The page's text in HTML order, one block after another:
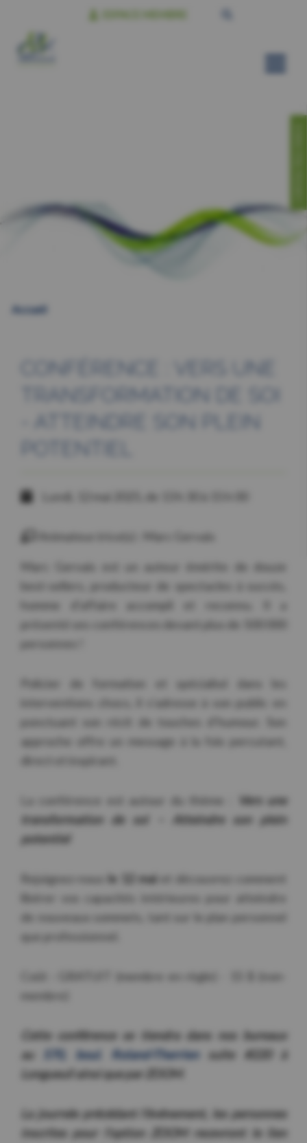
Accueil
CONFÉRENCE : VERS UNE
TRANSFORMATION DE SOI
- ATTEINDRE SON PLEIN
Lundi, 12 mai 2025, de 13 h 30 à 15 h 00
Animateur.trice(s) : Marc Gervais
Marc Gervais est un auteur émérite de douze
best-sellers, producteur de spectacles à succès,
homme d’affaire accompli et reconnu. Il a
présenté ses conférences devant plus de 500 000
personnes !
Policier de formation et spécialisé dans les
interventions chocs, il s’adresse à son public en
ponctuant son récit de touches d’humour. Son
approche offre un message à la fois percutant,
direct et inspirant.
La conférence est autour du thème :
Vers une
transformation de soi – Atteindre son plein
potentiel
Rejoignez-nous le 12 mai et découvrez comment
libérer vos capacités intérieures pour atteindre
de nouveaux sommets, tant sur le plan personnel
que professionnel.
Coût : GRATUIT (membre en règle) - 15 $ (non-
membre)
Cette conférence se tiendra dans nos bureaux
au
570, boul. Roland-Therrien suite #220 à
Longueuil ainsi que par ZOOM
La journée précédant l’événement, les personnes
inscrites pour l’option ZOOM recevront le lien